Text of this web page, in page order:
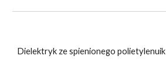
Dielektryk ze spienionego polietylenuik